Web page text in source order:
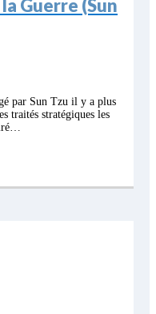
Guerre (Sun
par Sun Tzu il y a plus
traités stratégiques les